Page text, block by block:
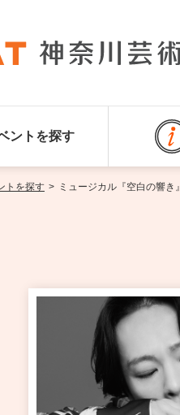
ントを探す
トを探す > ミュージカル『空白の響き』